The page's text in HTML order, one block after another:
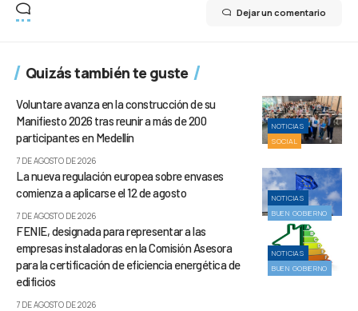
Dejar un comentario
Quizás también te guste
NOTICIAS
SOCIAL
Voluntare avanza en la construcción de su
Manifiesto 2026 tras reunir a más de 200
participantes en Medellín
7 DE AGOSTO DE 2026
NOTICIAS
BUEN GOBIERNO
La nueva regulación europea sobre envases
comienza a aplicarse el 12 de agosto
7 DE AGOSTO DE 2026
NOTICIAS
BUEN GOBIERNO
FENIE, designada para representar a las
empresas instaladoras en la Comisión Asesora
para la certificación de eficiencia energética de
edificios
7 DE AGOSTO DE 2026